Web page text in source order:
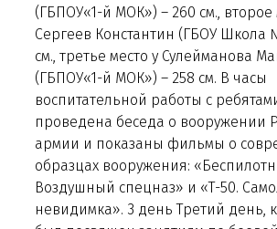
(ГБПОУ«1-й МОК») – 260 см., второе
Сергеев Константин (ГБОУ Школа
см., третье место у Сулейманова
(ГБПОУ«1-й МОК») – 258 см. В часы
воспитательной работы с
проведена беседа о вооружении
армии и показаны фильмы о
образцах вооружения:
Воздушный спецназ» и «Т-50.
невидимка». 3 день Третий день,